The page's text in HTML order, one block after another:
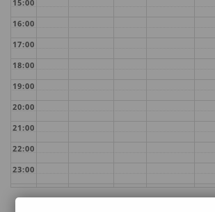
15:00
16:00
17:00
18:00
19:00
20:00
21:00
22:00
23:00